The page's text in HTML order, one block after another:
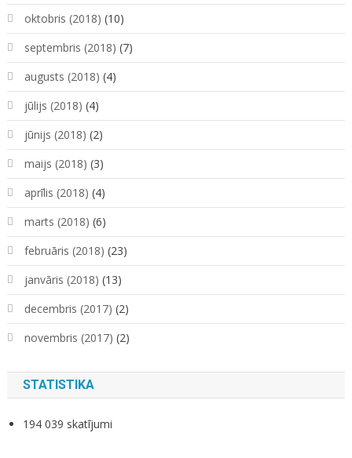
oktobris (2018) (10)
septembris (2018) (7)
augusts (2018) (4)
jūlijs (2018) (4)
jūnijs (2018) (2)
maijs (2018) (3)
aprīlis (2018) (4)
marts (2018) (6)
februāris (2018) (23)
janvāris (2018) (13)
decembris (2017) (2)
novembris (2017) (2)
STATISTIKA
194 039 skatījumi